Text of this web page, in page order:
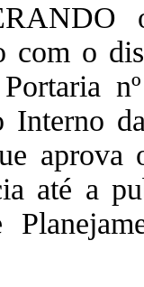
com o
Interno
aprova
até a